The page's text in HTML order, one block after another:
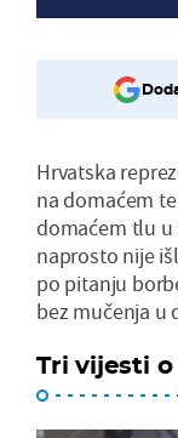
Hrvatska
na domaćem
domaćem tlu u
naprosto nije
po pitanju
bez mučenja u
Tri vijesti